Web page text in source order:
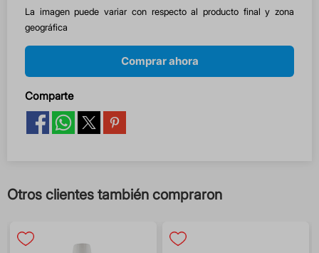
La imagen puede variar con respecto al producto final y zona
geográfica
Comprar ahora
Comparte
Otros clientes también compraron